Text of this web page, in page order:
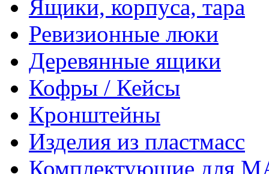
Ящики, корпуса, тара
Ревизионные люки
Деревянные ящики
Кофры / Кейсы
Кронштейны
Изделия из пластмасс
Комплектующие для